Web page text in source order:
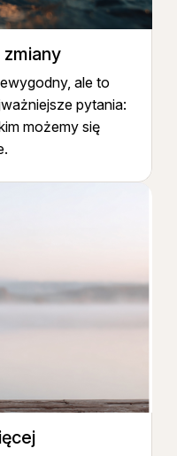
ale to
pytania:
możemy się